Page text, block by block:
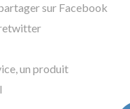
sur Facebook
un produit